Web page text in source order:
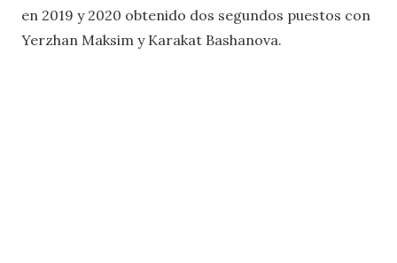
en 2019 y 2020 obtenido dos segundos puestos con
Yerzhan Maksim y Karakat Bashanova.